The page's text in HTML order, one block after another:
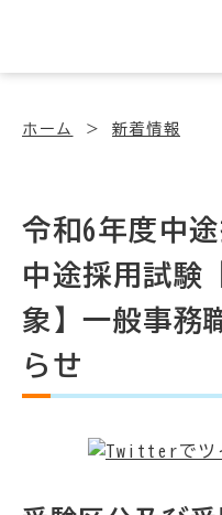
ホーム 新着情報
令和6年度中
中途採用試験
象】一般事務
らせ